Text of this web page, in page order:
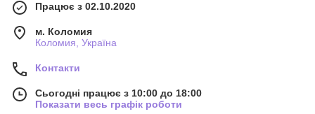
Працює з 02.10.2020
м. Коломия
Коломия, Україна
Контакти
Сьогодні працює з 10:00 до 18:00
Показати весь графік роботи